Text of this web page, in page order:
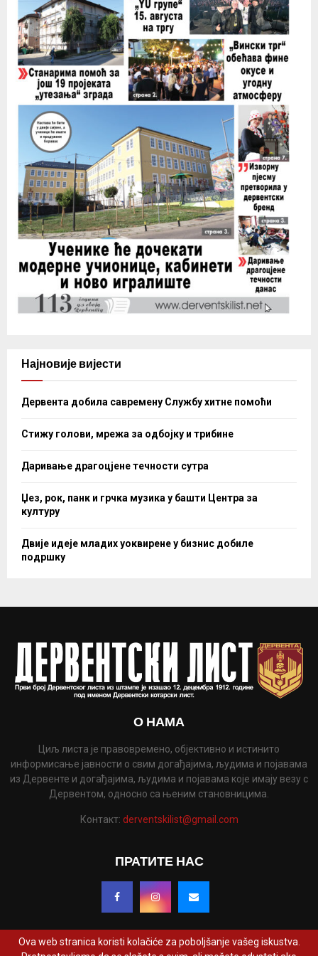
Најновије вијести
Дервента добила савремену Службу хитне помоћи
Стижу голови, мрежа за одбојку и трибине
Даривање драгоцјене течности сутра
Џез, рок, панк и грчка музика у башти Центра за
културу
Двије идеје младих уоквирене у бизнис добиле
подршку
О НАМА
Циљ листа је правовремено, објективно и истинито
информисање јавности о свим догађајима, људима и појавама
из Дервенте и догађајима, људима и појавама које имају везу с
Дервентом, односно са њеним становницима.
Контакт: derventskilist@gmail.com
ПРАТИТЕ НАС
Ova web stranica koristi kolačiće za poboljšanje vašeg iskustva.